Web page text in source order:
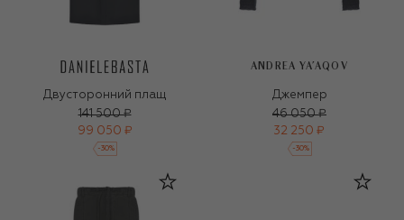
Двусторонний плащ
141 500 ₽
99 050 ₽
-30%
ANDREA YA'AQOV
Джемпер
46 050 ₽
32 250 ₽
-30%